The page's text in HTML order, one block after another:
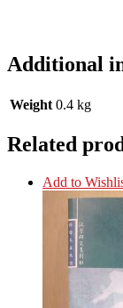
Additional
Weight 0.4 kg
Related
Add to